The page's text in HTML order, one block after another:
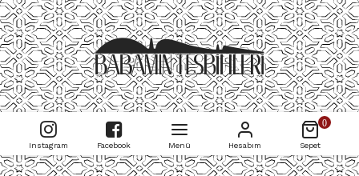
Instagram Facebook Menü Hesabım
0
Sepet